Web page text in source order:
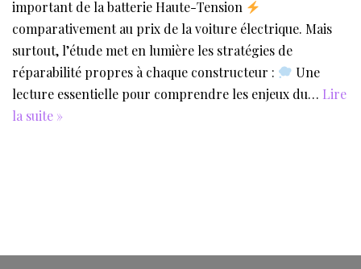
important de la batterie Haute-Tension
comparativement au prix de la voiture électrique. Mais
surtout, l’étude met en lumière les stratégies de
réparabilité propres à chaque constructeur :
Une
lecture essentielle pour comprendre les enjeux du… Lire
la suite »